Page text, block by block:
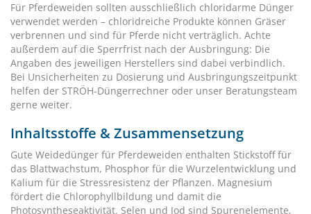
Für Pferdeweiden sollten ausschließlich chloridarme Dünger
verwendet werden – chloridreiche Produkte können Gräser
verbrennen und sind für Pferde nicht verträglich. Achte
außerdem auf die Sperrfrist nach der Ausbringung: Die
Angaben des jeweiligen Herstellers sind dabei verbindlich.
Bei Unsicherheiten zu Dosierung und Ausbringungszeitpunkt
helfen der STRÖH-Düngerrechner oder unser Beratungsteam
gerne weiter.
Inhaltsstoffe & Zusammensetzung
Gute Weidedünger für Pferdeweiden enthalten Stickstoff für
das Blattwachstum, Phosphor für die Wurzelentwicklung und
Kalium für die Stressresistenz der Pflanzen. Magnesium
fördert die Chlorophyllbildung und damit die
Photosyntheseaktivität. Selen und Jod sind Spurenelemente,